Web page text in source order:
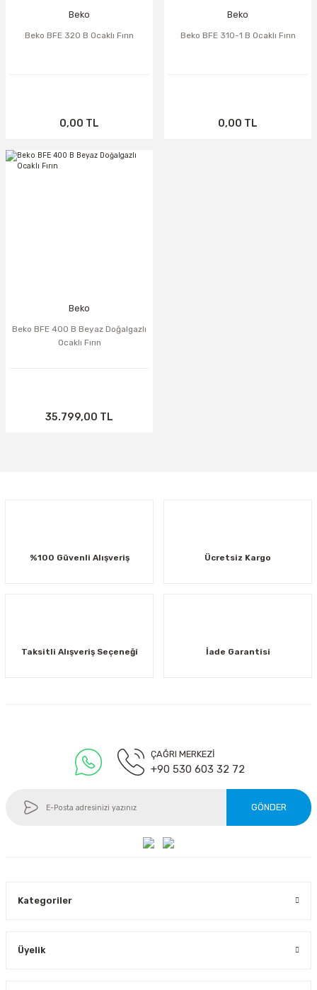
Beko
Beko BFE 320 B Ocaklı Fırın
0,00 TL
Beko
Beko BFE 310-1 B Ocaklı Fırın
0,00 TL
Beko
Beko BFE 400 B Beyaz Doğalgazlı
Ocaklı Fırın
35.799,00 TL
%100 Güvenli Alışveriş Ücretsiz Kargo
Taksitli Alışveriş Seçeneği İade Garantisi
ÇAĞRI MERKEZİ
+90 530 603 32 72
GÖNDER
Kategoriler
Üyelik